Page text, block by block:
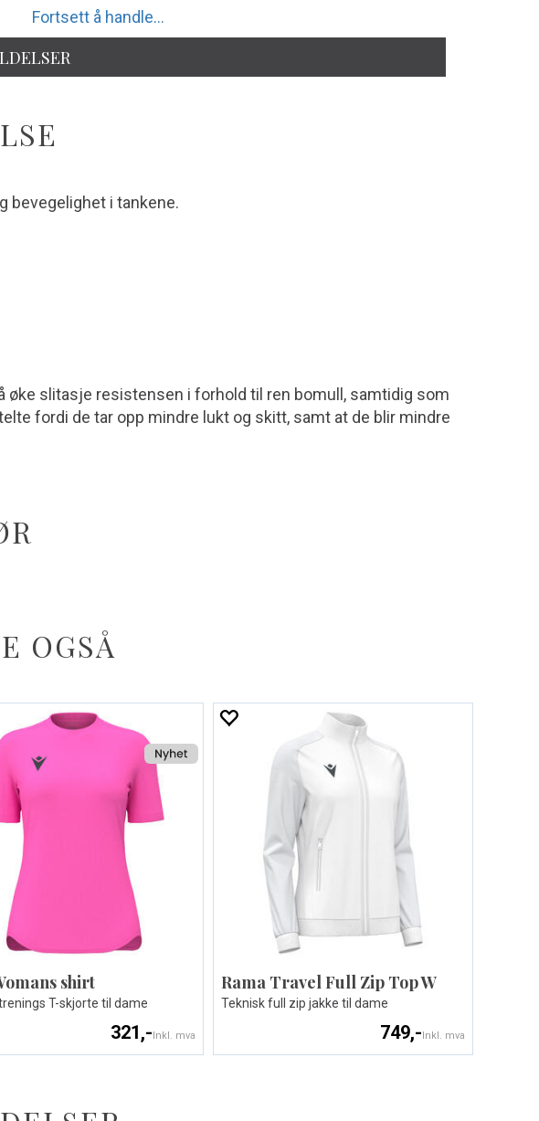
Fortsett å handle...
bevegelighet i tankene.
øke slitasje resistensen i forhold til ren bomull, samtidig som
fordi de tar opp mindre lukt og skitt, samt at de blir mindre
OGSÅ
shirt
T-skjorte til dame
321,-Inkl. mva
Rama Travel Full Zip Top W
Teknisk full zip jakke til dame
749,-Inkl. mva